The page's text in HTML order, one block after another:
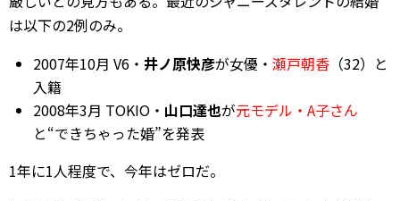
は以下の2例のみ。
2007年10月 V6・井ノ原快彦が女優・瀬戸朝香 （32）と
入籍
2008年3月 TOKIO・ 山口達也が元モデル・A子さん
と“できちゃった婚”を発表
1年に1人程度で、今年はゼロだ。